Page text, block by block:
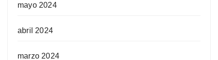
mayo 2024
abril 2024
marzo 2024